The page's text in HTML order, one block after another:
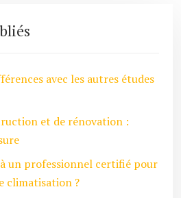
avec les autres études
et de rénovation :
un professionnel certifié pour
climatisation ?